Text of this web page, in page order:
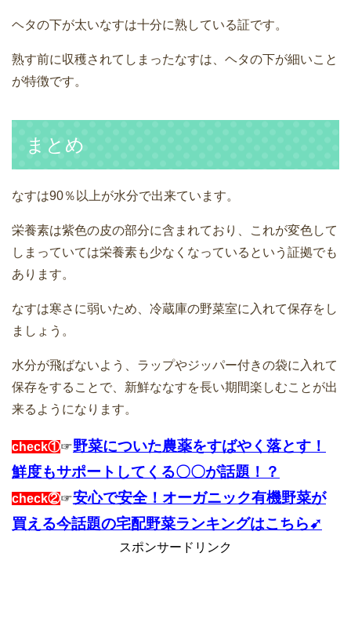
ヘタの下が太いなすは十分に熟している証です。
熟す前に収穫されてしまったなすは、ヘタの下が細いこと
が特徴です。
まとめ
なすは90％以上が水分で出来ています。
栄養素は紫色の皮の部分に含まれており、これが変色して
しまっていては栄養素も少なくなっているという証拠でも
あります。
なすは寒さに弱いため、冷蔵庫の野菜室に入れて保存をし
ましょう。
水分が飛ばないよう、ラップやジッパー付きの袋に入れて
保存をすることで、新鮮ななすを長い期間楽しむことが出
来るようになります。
check①☞野菜についた農薬をすばやく落とす！
鮮度もサポートしてくる〇〇が話題！？
check②☞安心で安全！オーガニック有機野菜が
買える今話題の宅配野菜ランキングはこちら➹
スポンサードリンク